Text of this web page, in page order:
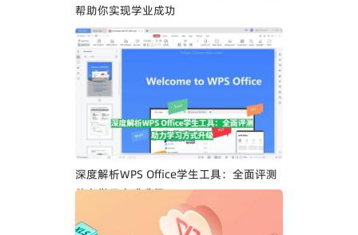
帮助你实现学业成功
深度解析WPS Office学生工具：全面评测
助力学习方式升级